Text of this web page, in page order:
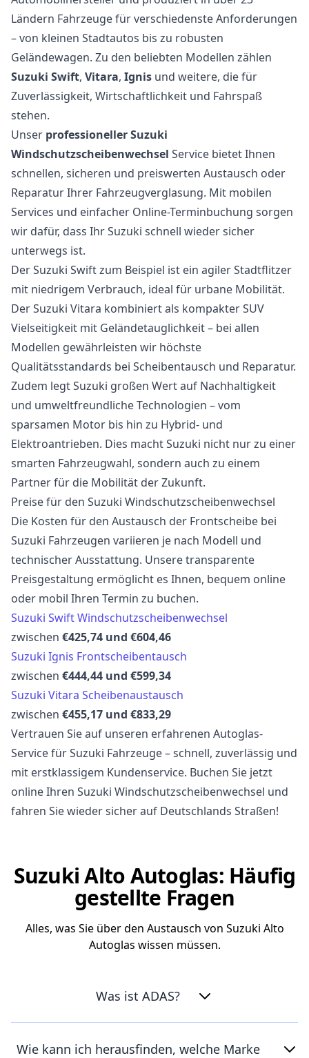
Ländern Fahrzeuge für verschiedenste Anforderungen
– von kleinen Stadtautos bis zu robusten
Geländewagen. Zu den beliebten Modellen zählen
Suzuki Swift, Vitara, Ignis und weitere, die für
Zuverlässigkeit, Wirtschaftlichkeit und Fahrspaß
stehen.
Unser professioneller Suzuki
Windschutzscheibenwechsel Service bietet Ihnen
schnellen, sicheren und preiswerten Austausch oder
Reparatur Ihrer Fahrzeugverglasung. Mit mobilen
Services und einfacher Online-Terminbuchung sorgen
wir dafür, dass Ihr Suzuki schnell wieder sicher
unterwegs ist.
Der Suzuki Swift zum Beispiel ist ein agiler Stadtflitzer
mit niedrigem Verbrauch, ideal für urbane Mobilität.
Der Suzuki Vitara kombiniert als kompakter SUV
Vielseitigkeit mit Geländetauglichkeit – bei allen
Modellen gewährleisten wir höchste
Qualitätsstandards bei Scheibentausch und Reparatur.
Zudem legt Suzuki großen Wert auf Nachhaltigkeit
und umweltfreundliche Technologien – vom
sparsamen Motor bis hin zu Hybrid- und
Elektroantrieben. Dies macht Suzuki nicht nur zu einer
smarten Fahrzeugwahl, sondern auch zu einem
Partner für die Mobilität der Zukunft.
Preise für den Suzuki Windschutzscheibenwechsel
Die Kosten für den Austausch der Frontscheibe bei
Suzuki Fahrzeugen variieren je nach Modell und
technischer Ausstattung. Unsere transparente
Preisgestaltung ermöglicht es Ihnen, bequem online
oder mobil Ihren Termin zu buchen.
Suzuki Swift Windschutzscheibenwechsel
zwischen €425,74 und €604,46
Suzuki Ignis Frontscheibentausch
zwischen €444,44 und €599,34
Suzuki Vitara Scheibenaustausch
zwischen €455,17 und €833,29
Vertrauen Sie auf unseren erfahrenen Autoglas-
Service für Suzuki Fahrzeuge – schnell, zuverlässig und
mit erstklassigem Kundenservice. Buchen Sie jetzt
online Ihren Suzuki Windschutzscheibenwechsel und
fahren Sie wieder sicher auf Deutschlands Straßen!
Suzuki Alto Autoglas: Häufig
gestellte Fragen
Alles, was Sie über den Austausch von Suzuki Alto
Autoglas wissen müssen.
Was ist ADAS?
Wie kann ich herausfinden, welche Marke